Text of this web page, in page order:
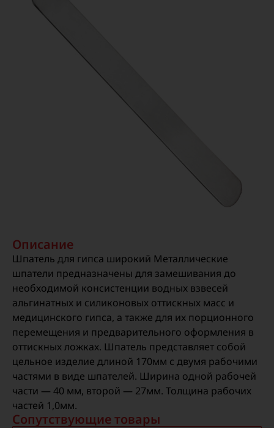
Описание
Шпатель для гипса широкий Металлические
шпатели предназначены для замешивания до
необходимой консистенции водных взвесей
альгинатных и силиконовых оттискных масс и
медицинского гипса, а также для их порционного
перемещения и предварительного оформления в
оттискных ложках. Шпатель представляет собой
цельное изделие длиной 170мм с двумя рабочими
частями в виде шпателей. Ширина одной рабочей
части — 40 мм, второй — 27мм. Толщина рабочих
частей 1,0мм.
Сопутствующие товары